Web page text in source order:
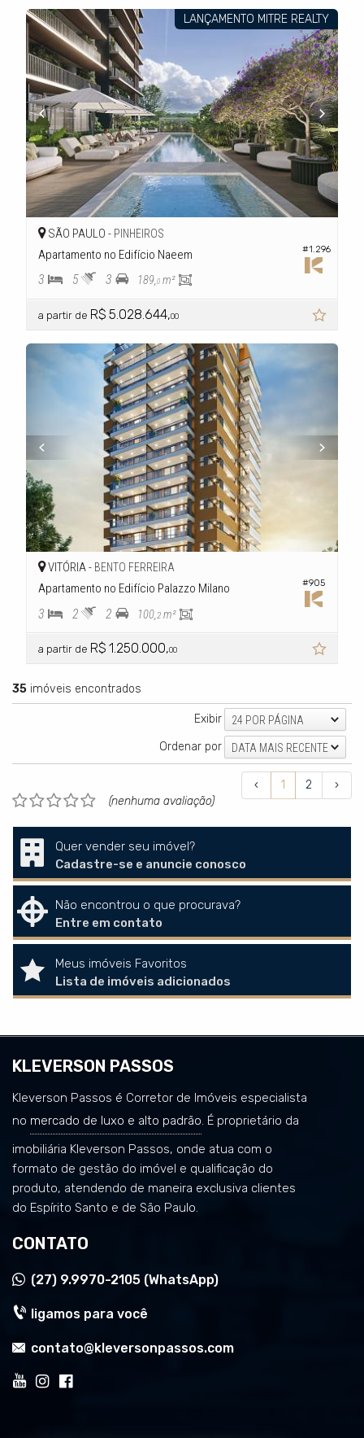
LANÇAMENTO MITRE REALTY
#1.296
SÃO PAULO - PINHEIROS
Apartamento no Edifício Naeem
3 5 3 189,0 m²
a partir de R$ 5.028.644,00
#905
VITÓRIA - BENTO FERREIRA
Apartamento no Edifício Palazzo Milano
3 2 2 100,2 m²
a partir de R$ 1.250.000,00
35 imóveis encontrados
Exibir 24 POR PÁGINA
Ordenar por DATA MAIS RECENTE
‹ 1 2
›
(nenhuma avaliação)
Quer vender seu imóvel?
Cadastre-se e anuncie conosco
Não encontrou o que procurava?
Entre em contato
Meus imóveis Favoritos
Lista de imóveis adicionados
KLEVERSON PASSOS
Kleverson Passos é Corretor de Imóveis especialista
no mercado de luxo e alto padrão. É proprietário da
imobiliária Kleverson Passos, onde atua com o
formato de gestão do imóvel e qualificação do
produto, atendendo de maneira exclusiva clientes
do Espírito Santo e de São Paulo.
CONTATO
(27) 9.9970-2105 (WhatsApp)
ligamos para você
contato@kleversonpassos.com